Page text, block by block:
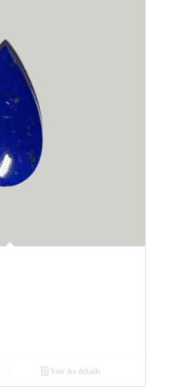
Voir les détails